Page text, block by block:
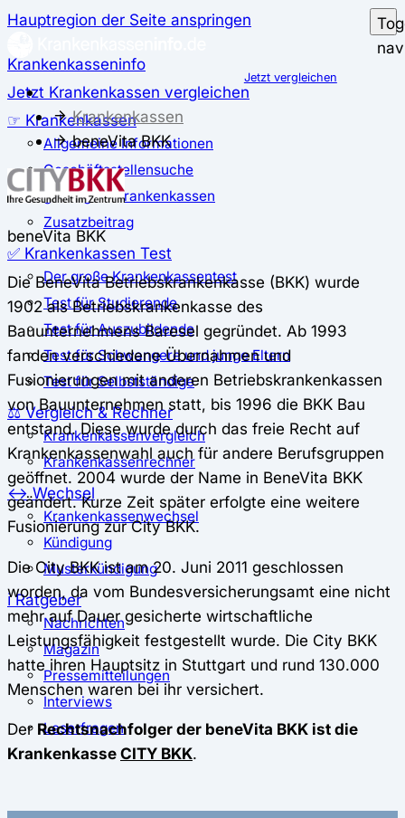
Hauptregion der Seite anspringen
Krankenkasseninfo
Jetzt Krankenkassen vergleichen
☞ Krankenkassen
Allgemeine Informationen
Geschäftsstellensuche
günstigste Krankenkassen
Zusatzbeitrag
✅ Krankenkassen Test
Der große Krankenkassentest
Test für Studierende
Test für Auszubildende
Test für Schwangere und junge Eltern
Test für Selbstständige
⚖️ Vergleich & Rechner
Krankenkassenvergleich
Krankenkassenrechner
↔ Wechsel
Krankenkassenwechsel
Kündigung
Musterkündigung
ℹ Ratgeber
Nachrichten
Magazin
Pressemitteilungen
Interviews
Leserfragen
Jetzt vergleichen
Krankenkassen
beneVita BKK
beneVita BKK
Die BeneVita Betriebskrankenkasse (BKK) wurde
1902 als Betriebskrankenkasse des
Bauunternehmens Baresel gegründet. Ab 1993
fanden verschiedene Übernahmen und
Fusionierungen mit anderen Betriebskrankenkassen
von Bauunternehmen statt, bis 1996 die BKK Bau
entstand. Diese wurde durch das freie Recht auf
Krankenkassenwahl auch für andere Berufsgruppen
geöffnet. 2004 wurde der Name in BeneVita BKK
geändert. Kurze Zeit später erfolgte eine weitere
Fusionierung zur City BKK.
Die City BKK ist am 20. Juni 2011 geschlossen
worden, da vom Bundesversicherungsamt eine nicht
mehr auf Dauer gesicherte wirtschaftliche
Leistungsfähigkeit festgestellt wurde. Die City BKK
hatte ihren Hauptsitz in Stuttgart und rund 130.000
Menschen waren bei ihr versichert.
Der Rechtsnachfolger der beneVita BKK ist die
KrankenkasseCITY BKK.